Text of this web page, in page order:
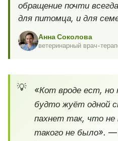
обращение почти
для питомца, и для
Анна Соколова
ветеринарный врач-
«Кот вроде ест,
будто жуёт одной
пахнет так, что
такого не было». —